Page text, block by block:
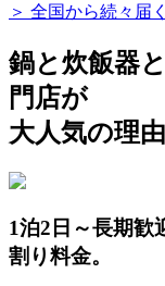
＞ 全国から続々届
鍋と炊飯器
門店が
大人気の理由
1泊2日～長期歓
割り料金。